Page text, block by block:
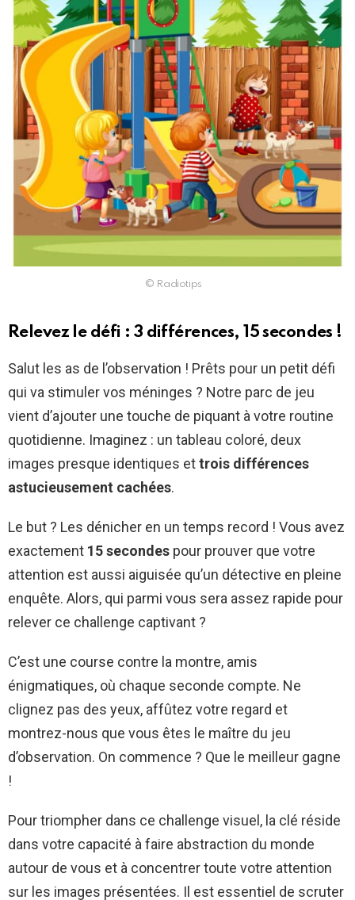
© Radiotips
Relevez le défi : 3 différences, 15 secondes !
Salut les as de l’observation ! Prêts pour un petit défi
qui va stimuler vos méninges ? Notre parc de jeu
vient d’ajouter une touche de piquant à votre routine
quotidienne. Imaginez : un tableau coloré, deux
images presque identiques ettrois différences
astucieusement cachées.
Le but ? Les dénicher en un temps record ! Vous avez
exactement 15 secondes pour prouver que votre
attention est aussi aiguisée qu’un détective en pleine
enquête. Alors, qui parmi vous sera assez rapide pour
relever ce challenge captivant ?
C’est une course contre la montre, amis
énigmatiques, où chaque seconde compte. Ne
clignez pas des yeux, affûtez votre regard et
montrez-nous que vous êtes le maître du jeu
d’observation. On commence ? Que le meilleur gagne
!
Pour triompher dans ce challenge visuel, la clé réside
dans votre capacité à faire abstraction du monde
autour de vous et à concentrer toute votre attention
sur les images présentées. Il est essentiel de scruter